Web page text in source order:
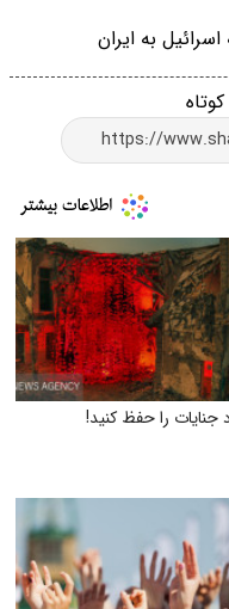
به ایران
جنایات را حفظ کنید!